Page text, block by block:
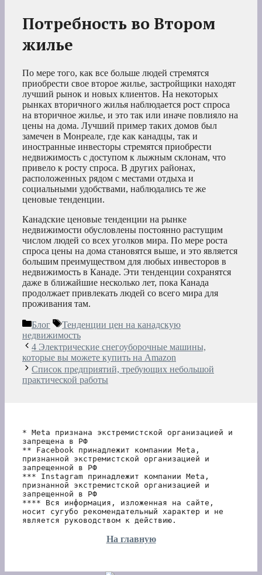
Потребность во Втором
жилье
По мере того, как все больше людей стремятся
приобрести свое второе жилье, застройщики находят
лучший рынок и новых клиентов. На некоторых
рынках вторичного жилья наблюдается рост спроса
на вторичное жилье, и это так или иначе повлияло на
цены на дома. Лучший пример таких домов был
замечен в Монреале, где как канадцы, так и
иностранные инвесторы стремятся приобрести
недвижимость с доступом к лыжным склонам, что
привело к росту спроса. В других районах,
расположенных рядом с местами отдыха и
социальными удобствами, наблюдались те же
ценовые тенденции.
Канадские ценовые тенденции на рынке
недвижимости обусловлены постоянно растущим
числом людей со всех уголков мира. По мере роста
спроса цены на дома становятся выше, и это является
большим преимуществом для любых инвесторов в
недвижимость в Канаде. Эти тенденции сохранятся
даже в ближайшие несколько лет, пока Канада
продолжает привлекать людей со всего мира для
проживания там.
Рубрики
Блог Метки
Тенденции цен на канадскую
недвижимость
4 Электрические снегоуборочные машины,
которые вы можете купить на Amazon
Список предприятий, требующих небольшой
практической работы
* Meta признана экстремистской организацией и
запрещена в РФ
** Facebook принадлежит компании Meta,
признанной экстремистской организацией и
запрещенной в РФ
*** Instagram принадлежит компании Meta,
признанной экстремистской организацией и
запрещенной в РФ
**** Вся информация, изложенная на сайте,
носит сугубо рекомендательный характер и не
является руководством к действию.
На главную